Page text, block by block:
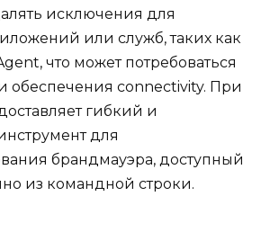
исключения для
или служб, таких как
что может потребоваться
обеспечения connectivity. При
гибкий и
для
брандмауэра, доступный
из командной строки.